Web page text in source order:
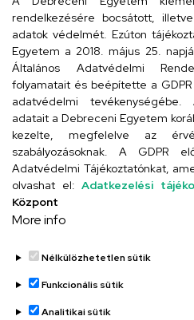
Épület, emelet, szobaszám
Fax, mellék
Oldalszámozás
rendelkezésére bocsátott,
adatok védelmét. Ezúton
Egyetem a 2018. május 25.
Általános Adatvédelmi
folyamatait és beépítette a
adatvédelmi
adatait a Debreceni Egyetem
kezelte, megfelelve az
szabályozásoknak. A GDPR
Adatvédelmi Tájékoztatónkat,
olvashat el: Adatkezelési
Központ
More info
Nélkülözhetetlen sütik
Funkcionális sütik
Analitikai sütik